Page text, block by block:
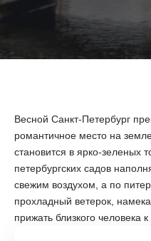
Весной Санкт-Петербург
романтичное место на
становится в ярко-зеленых
петербургских садов
свежим воздухом, а по
прохладный ветерок,
прижать близкого человека